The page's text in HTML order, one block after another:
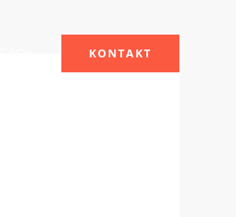
KONTAKT